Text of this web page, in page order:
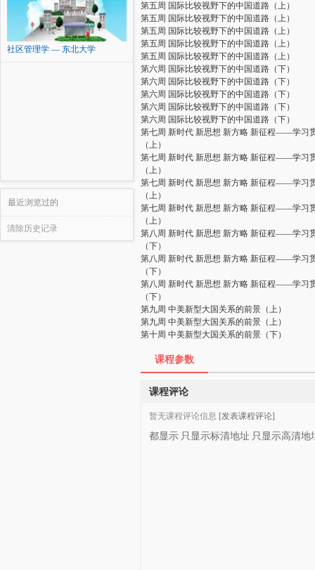
社区管理学 — 东北大学
最近浏览过的
清除历史记录
第五周 国际比较视野下的中国道路（上）
第五周 国际比较视野下的中国道路（上）
第五周 国际比较视野下的中国道路（上）
第五周 国际比较视野下的中国道路（上）
第五周 国际比较视野下的中国道路（上）
第六周 国际比较视野下的中国道路（下）
第六周 国际比较视野下的中国道路（下）
第六周 国际比较视野下的中国道路（下）
第六周 国际比较视野下的中国道路（下）
第六周 国际比较视野下的中国道路（下）
第七周 新时代 新思想 新方略 新征程——学习
（上）
第七周 新时代 新思想 新方略 新征程——学习
（上）
第七周 新时代 新思想 新方略 新征程——学习
（上）
第七周 新时代 新思想 新方略 新征程——学习
（上）
第八周 新时代 新思想 新方略 新征程——学习
（下）
第八周 新时代 新思想 新方略 新征程——学习
（下）
第八周 新时代 新思想 新方略 新征程——学习
（下）
第九周 中美新型大国关系的前景（上）
第九周 中美新型大国关系的前景（上）
第十周 中美新型大国关系的前景（下）
课程参数
课程评论
暂无课程评论信息 [发表课程评论]
都显示 只显示标清地址 只显示高清地